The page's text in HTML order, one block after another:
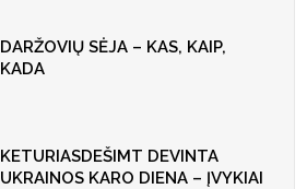
DARŽOVIŲ SĖJA – KAS, KAIP,
KADA
KETURIASDEŠIMT DEVINTA
UKRAINOS KARO DIENA – ĮVYKIAI